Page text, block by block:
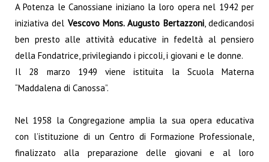
A Potenza le Canossiane iniziano la loro opera nel 1942 per
iniziativa del Vescovo Mons. Augusto Bertazzoni, dedicandosi
ben presto alle attività educative in fedeltà al pensiero
della Fondatrice, privilegiando i piccoli, i giovani e le donne.
Il 28 marzo 1949 viene istituita la Scuola Materna
“Maddalena di Canossa”.
Nel 1958 la Congregazione amplia la sua opera educativa
con l’istituzione di un Centro di Formazione Professionale,
finalizzato alla preparazione delle giovani e al loro